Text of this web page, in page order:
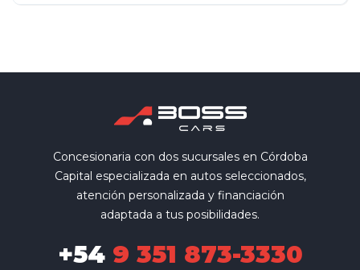
Concesionaria con dos sucursales en Córdoba
Capital especializada en autos seleccionados,
atención personalizada y financiación
adaptada a tus posibilidades.
+549 351 873-3330